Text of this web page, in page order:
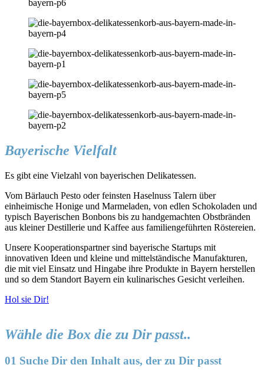
Bayerische Vielfalt
Es gibt eine Vielzahl von bayerischen Delikatessen.
Vom Bärlauch Pesto oder feinsten Haselnuss Talern über
einheimische Honige und Marmeladen, von edlen Schokoladen und
typisch Bayerischen Bonbons bis zu handgemachten Obstbränden
aus kleiner Destillerie und Kaffee aus familiengeführten Röstereien.
Unsere Kooperationspartner sind bayerische Startups mit
innovativen Ideen und kleine und mittelständische Manufakturen,
die mit viel Einsatz und Hingabe ihre Produkte in Bayern herstellen
und so dem Standort Bayern ein kulinarisches Gesicht verleihen.
Hol sie Dir!
Wähle die Box die zu Dir passt..
01 Suche Dir den Inhalt aus, der zu Dir passt